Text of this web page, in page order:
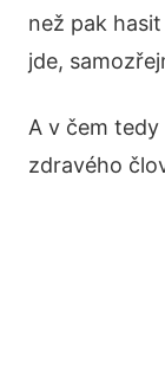
než pak
jde,
A v čem
zdravého